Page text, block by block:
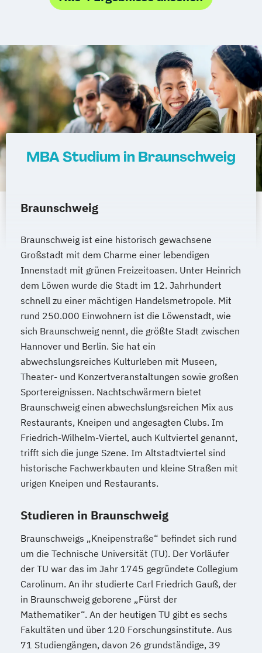
MBA Studium in Braunschweig
Braunschweig
Braunschweig ist eine historisch gewachsene
Großstadt mit dem Charme einer lebendigen
Innenstadt mit grünen Freizeitoasen. Unter Heinrich
dem Löwen wurde die Stadt im 12. Jahrhundert
schnell zu einer mächtigen Handelsmetropole. Mit
rund 250.000 Einwohnern ist die Löwenstadt, wie
sich Braunschweig nennt, die größte Stadt zwischen
Hannover und Berlin. Sie hat ein
abwechslungsreiches Kulturleben mit Museen,
Theater- und Konzertveranstaltungen sowie großen
Sportereignissen. Nachtschwärmern bietet
Braunschweig einen abwechslungsreichen Mix aus
Restaurants, Kneipen und angesagten Clubs. Im
Friedrich-Wilhelm-Viertel, auch Kultviertel genannt,
trifft sich die junge Szene. Im Altstadtviertel sind
historische Fachwerkbauten und kleine Straßen mit
urigen Kneipen und Restaurants.
Studieren in Braunschweig
Braunschweigs „Kneipenstraße“ befindet sich rund
um die Technische Universität (TU). Der Vorläufer
der TU war das im Jahr 1745 gegründete Collegium
Carolinum. An ihr studierte Carl Friedrich Gauß, der
in Braunschweig geborene „Fürst der
Mathematiker“. An der heutigen TU gibt es sechs
Fakultäten und über 120 Forschungsinstitute. Aus
71 Studiengängen, davon 26 grundständige, 39